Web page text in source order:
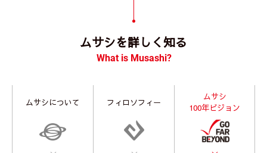
ムサシを詳しく知る
What is Musashi?
ムサシについて フィロソフィー
ムサシ
100年ビジョン